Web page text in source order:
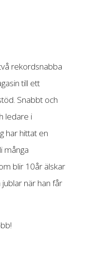
rekordsnabba
till ett
Snabbt och
ledare i
har hittat en
många
blir 10år älskar
när han får